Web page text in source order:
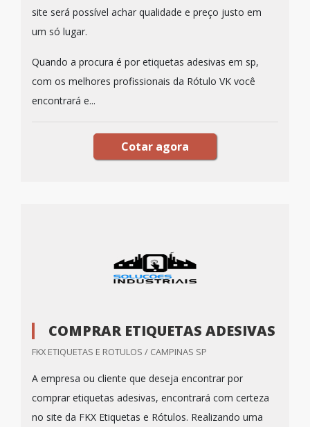
site será possível achar qualidade e preço justo em
um só lugar.
Quando a procura é por etiquetas adesivas em sp,
com os melhores profissionais da Rótulo VK você
encontrará e...
Cotar agora
COMPRAR ETIQUETAS ADESIVAS
FKX ETIQUETAS E ROTULOS / CAMPINAS SP
A empresa ou cliente que deseja encontrar por
comprar etiquetas adesivas, encontrará com certeza
no site da FKX Etiquetas e Rótulos. Realizando uma